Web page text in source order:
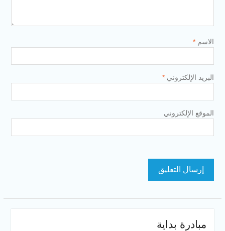
الاسم *
البريد الإلكتروني *
الموقع الإلكتروني
مبادرة بداية